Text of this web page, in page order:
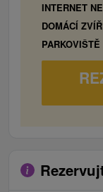
INTERNET
DOMÁCÍ
PARKOVIŠTĚ